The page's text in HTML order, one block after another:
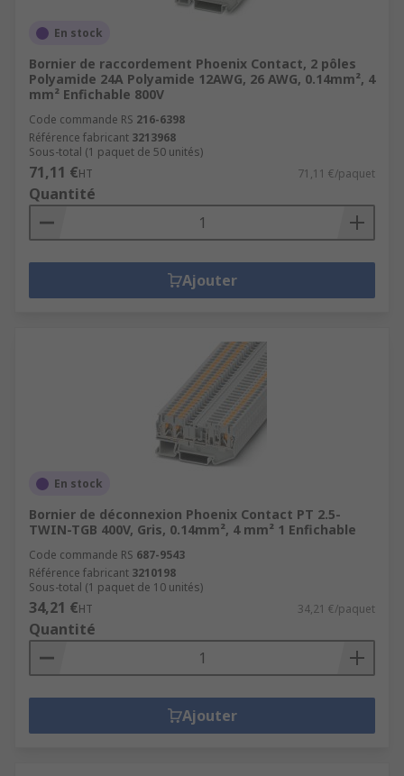
En stock
Bornier de raccordement Phoenix Contact, 2 pôles
Polyamide 24A Polyamide 12AWG, 26 AWG, 0.14mm², 4
mm² Enfichable 800V
Code commande RS 216-6398
Référence fabricant 3213968
Sous-total (1 paquet de 50 unités)
71,11 €HT 71,11 €/paquet
Quantité
Ajouter
En stock
Bornier de déconnexion Phoenix Contact PT 2.5-
TWIN-TGB 400V, Gris, 0.14mm², 4 mm² 1 Enfichable
Code commande RS 687-9543
Référence fabricant 3210198
Sous-total (1 paquet de 10 unités)
34,21 €HT 34,21 €/paquet
Quantité
Ajouter